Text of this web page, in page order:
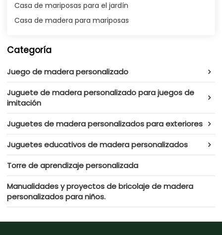
Casa de mariposas para el jardín
Casa de madera para mariposas
Categoría
Juego de madera personalizado
Juguete de madera personalizado para juegos de
imitación
Juguetes de madera personalizados para exteriores
Juguetes educativos de madera personalizados
Torre de aprendizaje personalizada
Manualidades y proyectos de bricolaje de madera
personalizados para niños.